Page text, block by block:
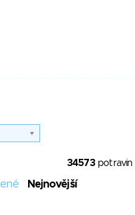
34573potravin
Nejnovější